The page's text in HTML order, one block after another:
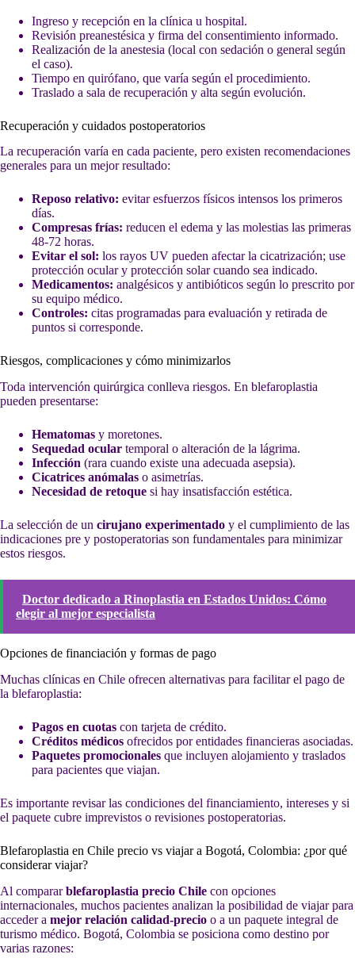
Ingreso y recepción en la clínica u hospital.
Revisión preanestésica y firma del consentimiento informado.
Realización de la anestesia (local con sedación o general según
el caso).
Tiempo en quirófano, que varía según el procedimiento.
Traslado a sala de recuperación y alta según evolución.
Recuperación y cuidados postoperatorios
La recuperación varía en cada paciente, pero existen recomendaciones
generales para un mejor resultado:
Reposo relativo: evitar esfuerzos físicos intensos los primeros
días.
Compresas frías: reducen el edema y las molestias las primeras
48-72 horas.
Evitar el sol: los rayos UV pueden afectar la cicatrización; use
protección ocular y protección solar cuando sea indicado.
Medicamentos: analgésicos y antibióticos según lo prescrito por
su equipo médico.
Controles: citas programadas para evaluación y retirada de
puntos si corresponde.
Riesgos, complicaciones y cómo minimizarlos
Toda intervención quirúrgica conlleva riesgos. En blefaroplastia
pueden presentarse:
Hematomas y moretones.
Sequedad ocular temporal o alteración de la lágrima.
Infección (rara cuando existe una adecuada asepsia).
Cicatrices anómalas o asimetrías.
Necesidad de retoque si hay insatisfacción estética.
La selección de un cirujano experimentado y el cumplimiento de las
indicaciones pre y postoperatorias son fundamentales para minimizar
estos riesgos.
Doctor dedicado a Rinoplastia en Estados Unidos: Cómo
elegir al mejor especialista
Opciones de financiación y formas de pago
Muchas clínicas en Chile ofrecen alternativas para facilitar el pago de
la blefaroplastia:
Pagos en cuotas con tarjeta de crédito.
Créditos médicos ofrecidos por entidades financieras asociadas.
Paquetes promocionales que incluyen alojamiento y traslados
para pacientes que viajan.
Es importante revisar las condiciones del financiamiento, intereses y si
el paquete cubre imprevistos o revisiones postoperatorias.
Blefaroplastia en Chile precio vs viajar a Bogotá, Colombia: ¿por qué
considerar viajar?
Al compararblefaroplastia precio Chile con opciones
internacionales, muchos pacientes analizan la posibilidad de viajar para
acceder a mejor relación calidad-precio o a un paquete integral de
turismo médico. Bogotá, Colombia se posiciona como destino por
varias razones: